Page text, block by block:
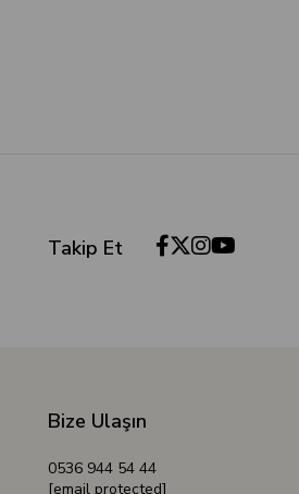
Takip Et
Bize Ulaşın
0536 944 54 44
[email protected]